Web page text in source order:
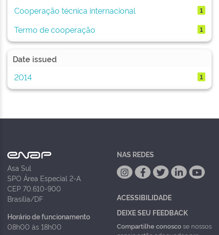
Cooperação técnica internacional 1
Termo de cooperação 1
Date issued
2014
1
Asa Sul
SPO Área Especial 2-A
CEP 70.610-900
Brasília/DF
Horário de funcionamento
08h00 às 18h00
NAS REDES
ACESSIBILIDADE
DEIXE SEU FEEDBACK
Compartilhe conoscose nossos